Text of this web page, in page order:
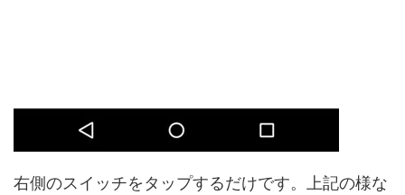
右側のスイッチをタップするだけです。上記の様な